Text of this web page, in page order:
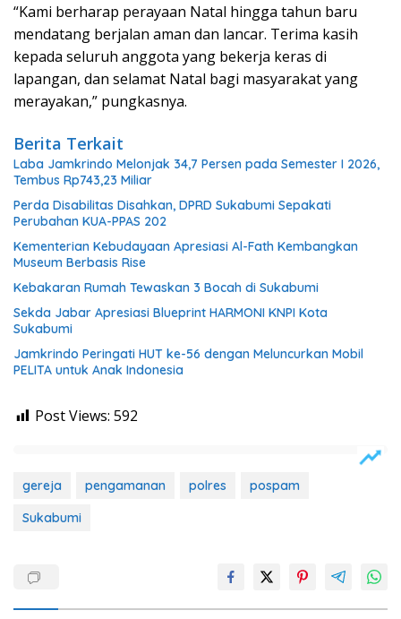
“Kami berharap perayaan Natal hingga tahun baru
mendatang berjalan aman dan lancar. Terima kasih
kepada seluruh anggota yang bekerja keras di
lapangan, dan selamat Natal bagi masyarakat yang
merayakan,” pungkasnya.
Berita Terkait
Laba Jamkrindo Melonjak 34,7 Persen pada Semester I 2026,
Tembus Rp743,23 Miliar
Perda Disabilitas Disahkan, DPRD Sukabumi Sepakati
Perubahan KUA-PPAS 202
Kementerian Kebudayaan Apresiasi Al-Fath Kembangkan
Museum Berbasis Rise
Kebakaran Rumah Tewaskan 3 Bocah di Sukabumi
Sekda Jabar Apresiasi Blueprint HARMONI KNPI Kota
Sukabumi
Jamkrindo Peringati HUT ke-56 dengan Meluncurkan Mobil
PELITA untuk Anak Indonesia
Post Views: 592
gereja pengamanan polres
pospam
Sukabumi